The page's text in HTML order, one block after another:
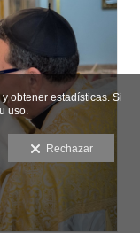
obtener estadísticas. Si
uso.
Rechazar